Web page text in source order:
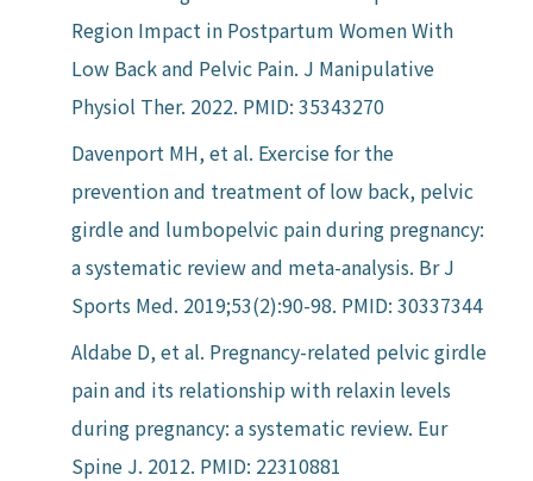
Region Impact in Postpartum Women With
Low Back and Pelvic Pain. J Manipulative
Physiol Ther. 2022. PMID: 35343270
Davenport MH, et al. Exercise for the
prevention and treatment of low back, pelvic
girdle and lumbopelvic pain during pregnancy:
a systematic review and meta-analysis. Br J
Sports Med. 2019;53(2):90-98. PMID: 30337344
Aldabe D, et al. Pregnancy-related pelvic girdle
pain and its relationship with relaxin levels
during pregnancy: a systematic review. Eur
Spine J. 2012. PMID: 22310881